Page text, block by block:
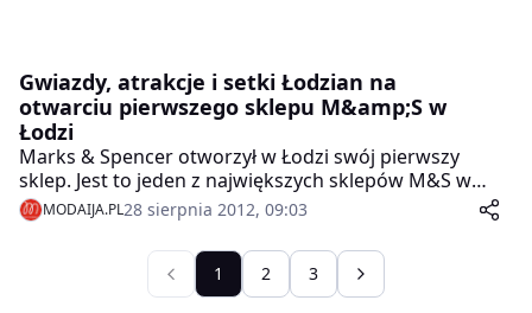
Gwiazdy, atrakcje i setki Łodzian na
otwarciu pierwszego sklepu M&amp;S w
Łodzi
Marks & Spencer otworzył w Łodzi swój pierwszy
sklep. Jest to jeden z największych sklepów M&S w
Polsce, z bardzo szeroką modową ofertą, więc na
otwarciu nie mogło zabraknąć znanych ze świata
mody nazwisk. Wśród gości, którzy uświetnili moment
otwarcia sklepu, znalazły się: Ola Kisio, jedna z najlepiej
ubranych polskich aktorek, Miss Polonia z 2011 roku –
MODAIJA.PL28 sierpnia 2012, 09:03
1 2 3